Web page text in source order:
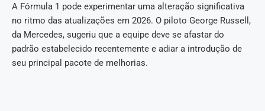
A Fórmula 1 pode experimentar uma alteração significativa
no ritmo das atualizações em 2026. O piloto George Russell,
da Mercedes, sugeriu que a equipe deve se afastar do
padrão estabelecido recentemente e adiar a introdução de
seu principal pacote de melhorias.